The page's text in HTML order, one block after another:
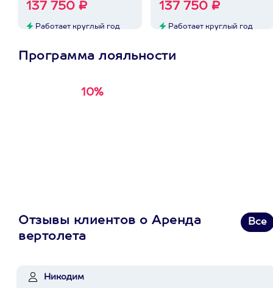
137 750 ₽
Работает круглый год
137 750 ₽
Работает круглый год
Программа лояльности
10%
Отзывы клиентов о Аренда
вертолета
Все
Никодим